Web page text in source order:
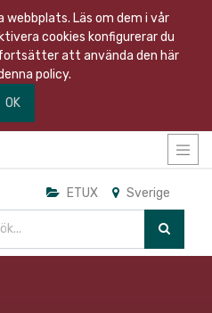
webbplats. Läs om dem i vår
cookies konfigurerar du
att använda den här
policy.
OK
ETUX Sverige